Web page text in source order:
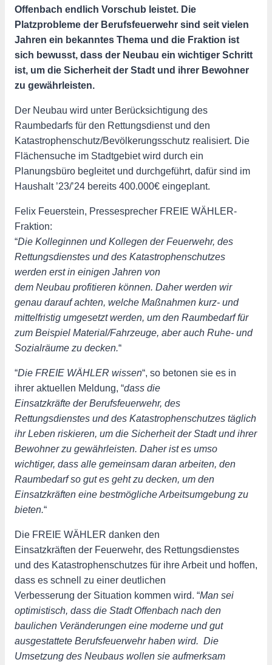
Offenbach endlich Vorschub leistet. Die
Platzprobleme der Berufsfeuerwehr sind seit vielen
Jahren ein bekanntes Thema und die Fraktion ist
sich bewusst, dass der Neubau ein wichtiger Schritt
ist, um die Sicherheit der Stadt und ihrer Bewohner
zu gewährleisten.
Der Neubau wird unter Berücksichtigung des
Raumbedarfs für den Rettungsdienst und den
Katastrophenschutz/Bevölkerungsschutz realisiert. Die
Flächensuche im Stadtgebiet wird durch ein
Planungsbüro begleitet und durchgeführt, dafür sind im
Haushalt ’23/’24 bereits 400.000€ eingeplant.
Felix Feuerstein, Pressesprecher FREIE WÄHLER-
Fraktion:
“Die Kolleginnen und Kollegen der Feuerwehr, des
Rettungsdienstes und des Katastrophenschutzes
werden erst in einigen Jahren von
dem Neubau profitieren können. Daher werden wir
genau darauf achten, welche Maßnahmen kurz- und
mittelfristig umgesetzt werden, um den Raumbedarf für
zum Beispiel Material/Fahrzeuge, aber auch Ruhe- und
Sozialräume zu decken.“
“Die FREIE WÄHLER wissen“, so betonen sie es in
ihrer aktuellen Meldung, “dass die
Einsatzkräfte der Berufsfeuerwehr, des
Rettungsdienstes und des Katastrophenschutzes täglich
ihr Leben riskieren, um die Sicherheit der Stadt und ihrer
Bewohner zu gewährleisten. Daher ist es umso
wichtiger, dass alle gemeinsam daran arbeiten, den
Raumbedarf so gut es geht zu decken, um den
Einsatzkräften eine bestmögliche Arbeitsumgebung zu
bieten.“
Die FREIE WÄHLER danken den
Einsatzkräften der Feuerwehr, des Rettungsdienstes
und des Katastrophenschutzes für ihre Arbeit und hoffen,
dass es schnell zu einer deutlichen
Verbesserung der Situation kommen wird. “Man sei
optimistisch, dass die Stadt Offenbach nach den
baulichen Veränderungen eine moderne und gut
ausgestattete Berufsfeuerwehr haben wird. Die
Umsetzung des Neubaus wollen sie aufmerksam